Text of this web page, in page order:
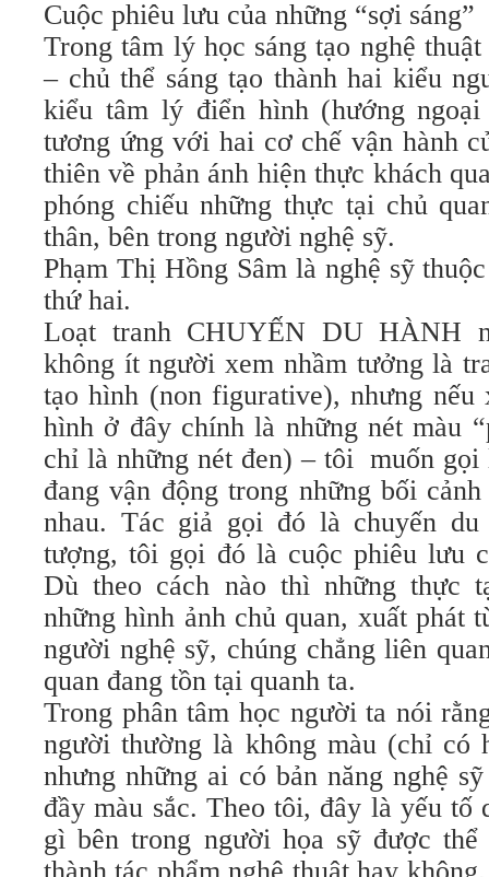
Cuộc phiêu lưu của những “sợi sáng”
Trong tâm lý học sáng tạo nghệ
– chủ thể sáng tạo thành hai kiểu
kiểu tâm lý điển hình (hướng
tương ứng với hai cơ chế vận hành
thiên về phản ánh hiện thực khách
phóng chiếu những thực tại chủ
thân, bên trong người nghệ sỹ.
Phạm Thị Hồng Sâm là nghệ sỹ
thứ hai.
Loạt tranh CHUYẾN DU HÀNH
không ít người xem nhầm tưởng là
tạo hình (non figurative), nhưng nếu
hình ở đây chính là những nét màu
chỉ là những nét đen) – tôi muốn gọi
đang vận động trong những bối
nhau. Tác giả gọi đó là chuyến
tượng, tôi gọi đó là cuộc phiêu lưu
Dù theo cách nào thì những thực
những hình ảnh chủ quan, xuất phát
người nghệ sỹ, chúng chẳng liên
quan đang tồn tại quanh ta.
Trong phân tâm học người ta nói
người thường là không màu (chỉ có
nhưng những ai có bản năng nghệ
đầy màu sắc. Theo tôi, đây là yếu tố
gì bên trong người họa sỹ được